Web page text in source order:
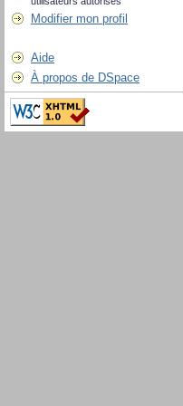
Modifier mon profil
Aide
À propos de DSpace